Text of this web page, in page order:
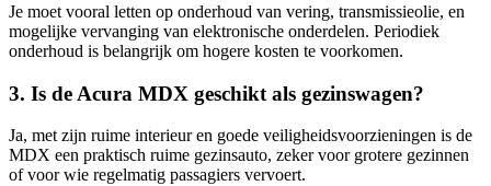
Je moet vooral letten op onderhoud van vering, transmissieolie, en
mogelijke vervanging van elektronische onderdelen. Periodiek
onderhoud is belangrijk om hogere kosten te voorkomen.
3. Is de Acura MDX geschikt als gezinswagen?
Ja, met zijn ruime interieur en goede veiligheidsvoorzieningen is de
MDX een praktisch ruime gezinsauto, zeker voor grotere gezinnen
of voor wie regelmatig passagiers vervoert.